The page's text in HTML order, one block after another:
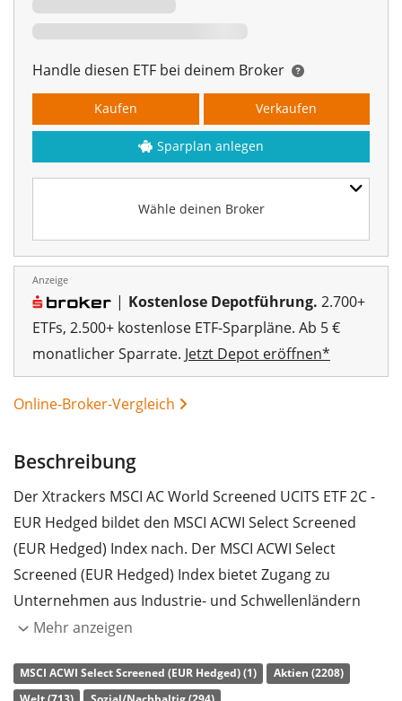
Handle diesen ETF bei deinem Broker
Wähle deinen Broker
Kaufen Verkaufen
Sparplan anlegen
Anzeige
| Kostenlose Depotführung. 2.700+
ETFs, 2.500+ kostenlose ETF-Sparpläne. Ab 5 €
monatlicher Sparrate. Jetzt Depot eröffnen*
Online-Broker-Vergleich
Beschreibung
Der Xtrackers MSCI AC World Screened UCITS ETF 2C -
EUR Hedged bildet den MSCI ACWI Select Screened
(EUR Hedged) Index nach. Der MSCI ACWI Select
Screened (EUR Hedged) Index bietet Zugang zu
Unternehmen aus Industrie- und Schwellenländern
weltweit. Die enthaltenen Titel werden nach ESG-
Unternehmensführung) gefiltert. Ausgeschlossene
Mehr anzeigen
MSCI ACWI Select Screened (EUR Hedged) (1)
Aktien (2208)